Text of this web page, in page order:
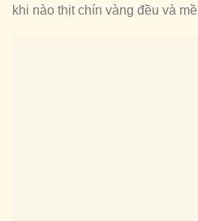
khi nào thịt chín vàng đều và